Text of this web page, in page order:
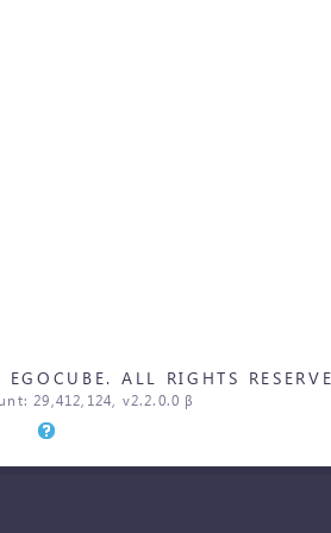
ALL RIGHTS
29,412,124, v2.2.0.0 β